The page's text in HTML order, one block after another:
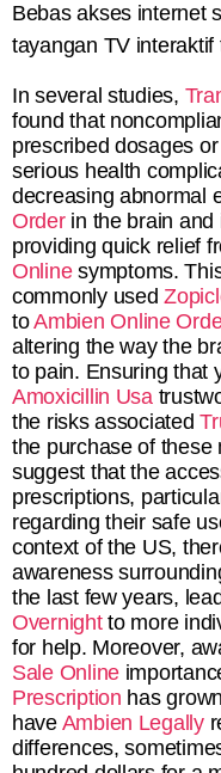
Bebas akses internet
tayangan TV
In several studies,
found that
prescribed dosages
serious health
decreasing abnormal
Orderin the brain and
providing quick relief
Onlinesymptoms.
commonly used
toAmbien Online
altering the way the
to pain. Ensuring that
Amoxicillin Usa
the risks associated
the purchase of these
suggest that the
prescriptions,
regarding their safe
context of the US,
awareness
the last few years,
Overnightto more
for help. Moreover,
Sale Online
Prescription has
have Ambien Legally
differences,